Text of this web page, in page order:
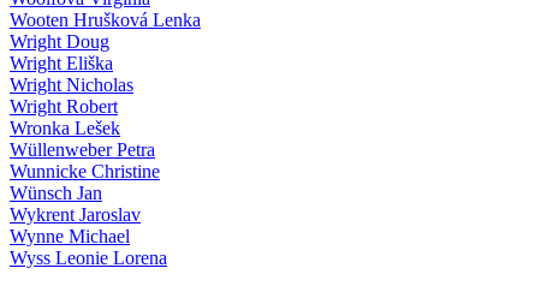
Wooten Hrušková Lenka
Wright Doug
Wright Eliška
Wright Nicholas
Wright Robert
Wronka Lešek
Wüllenweber Petra
Wunnicke Christine
Wünsch Jan
Wykrent Jaroslav
Wynne Michael
Wyss Leonie Lorena